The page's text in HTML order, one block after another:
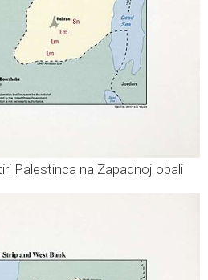
Palestinca na Zapadnoj obali